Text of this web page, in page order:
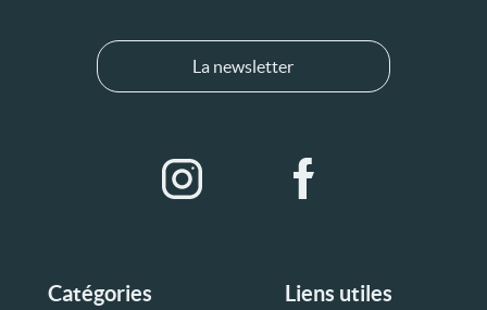
Catégories Liens utiles
La newsletter